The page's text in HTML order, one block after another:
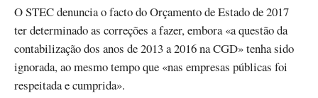
O STEC denuncia o facto do Orçamento de Estado de 2017
ter determinado as correções a fazer, embora «a questão da
contabilização dos anos de 2013 a 2016 na CGD» tenha sido
ignorada, ao mesmo tempo que «nas empresas públicas foi
respeitada e cumprida».